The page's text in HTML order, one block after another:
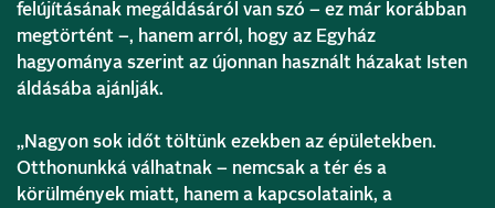
felújításának megáldásáról van szó – ez már korábban
megtörtént –, hanem arról, hogy az Egyház
hagyománya szerint az újonnan használt házakat Isten
áldásába ajánlják.
„Nagyon sok időt töltünk ezekben az épületekben.
Otthonunkká válhatnak – nemcsak a tér és a
körülmények miatt, hanem a kapcsolataink, a